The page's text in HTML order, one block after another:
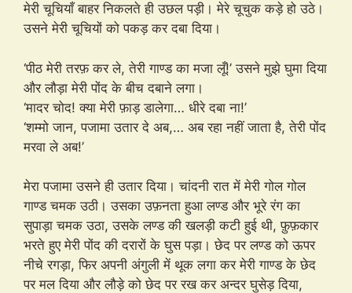
मेरी चूचियाँ बाहर निकलते ही उछल पड़ी। मेरे चूचुक कड़े हो उठे।
उसने मेरी चूचियों को पकड़ कर दबा दिया।
‘पीठ मेरी तरफ़ कर ले, तेरी गाण्ड का मजा लूँ!’ उसने मुझे घुमा दिया
और लौड़ा मेरी पोंद के बीच दबाने लगा।
‘मादर चोद! क्या मेरी फ़ाड़ डालेगा… धीरे दबा ना!’
‘शम्मो जान, पजामा उतार दे अब,… अब रहा नहीं जाता है, तेरी पोंद
मरवा ले अब!’
मेरा पजामा उसने ही उतार दिया। चांदनी रात में मेरी गोल गोल
गाण्ड चमक उठी। उसका उफ़नता हुआ लण्ड और भूरे रंग का
सुपाड़ा चमक उठा, उसके लण्ड की खलड़ी कटी हुई थी, फ़ुफ़कार
भरते हुए मेरी पोंद की दरारों के घुस पड़ा। छेद पर लण्ड को ऊपर
नीचे रगड़ा, फिर अपनी अंगुली में थूक लगा कर मेरी गाण्ड के छेद
पर मल दिया और लौड़े को छेद पर रख कर अन्दर घुसेड़ दिया,